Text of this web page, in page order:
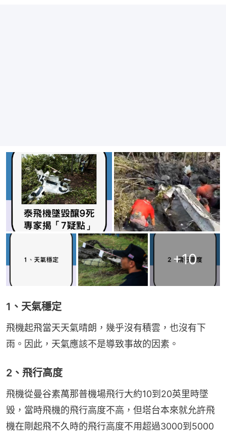
+10
1、天氣穩定
飛機起飛當天天氣晴朗，幾乎沒有積雲，也沒有下
雨。因此，天氣應該不是導致事故的因素。
2、飛行高度
飛機從曼谷素萬那普機場飛行大約10到20英里時墜
毀，當時飛機的飛行高度不高，但塔台本來就允許飛
機在剛起飛不久時的飛行高度不用超過3000到5000